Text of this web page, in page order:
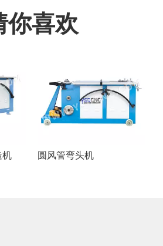
你喜欢
机 圆风管弯头机